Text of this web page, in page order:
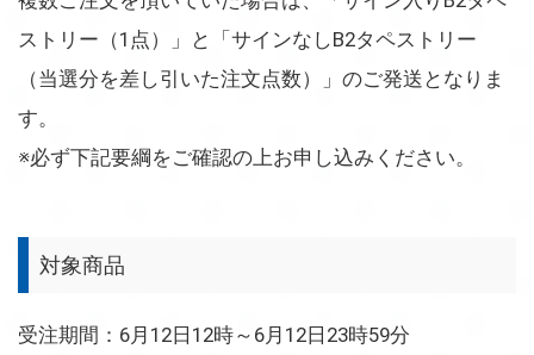
ストリー（1点）」と「サインなしB2タペストリー
（当選分を差し引いた注文点数）」のご発送となりま
す。
※必ず下記要綱をご確認の上お申し込みください。
対象商品
受注期間：6月12日12時～6月12日23時59分